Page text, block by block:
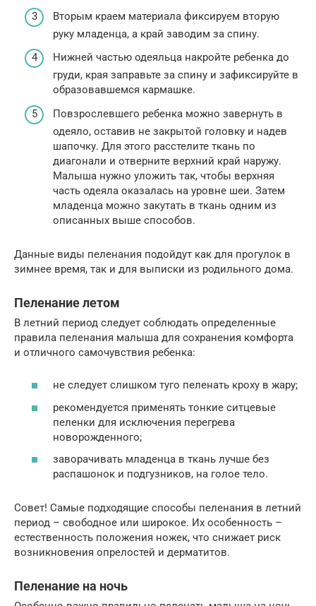
Вторым краем материала фиксируем вторую
руку младенца, а край заводим за спину.
Нижней частью одеяльца накройте ребенка до
груди, края заправьте за спину и зафиксируйте в
образовавшемся кармашке.
Повзрослевшего ребенка можно завернуть в
одеяло, оставив не закрытой головку и надев
шапочку. Для этого расстелите ткань по
диагонали и отверните верхний край наружу.
Малыша нужно уложить так, чтобы верхняя
часть одеяла оказалась на уровне шеи. Затем
младенца можно закутать в ткань одним из
описанных выше способов.
Данные виды пеленания подойдут как для прогулок в
зимнее время, так и для выписки из родильного дома.
Пеленание летом
В летний период следует соблюдать определенные
правила пеленания малыша для сохранения комфорта
и отличного самочувствия ребенка:
не следует слишком туго пеленать кроху в жару;
рекомендуется применять тонкие ситцевые
пеленки для исключения перегрева
новорожденного;
заворачивать младенца в ткань лучше без
распашонок и подгузников, на голое тело.
Совет! Самые подходящие способы пеленания в летний
период – свободное или широкое. Их особенность –
естественность положения ножек, что снижает риск
возникновения опрелостей и дерматитов.
Пеленание на ночь